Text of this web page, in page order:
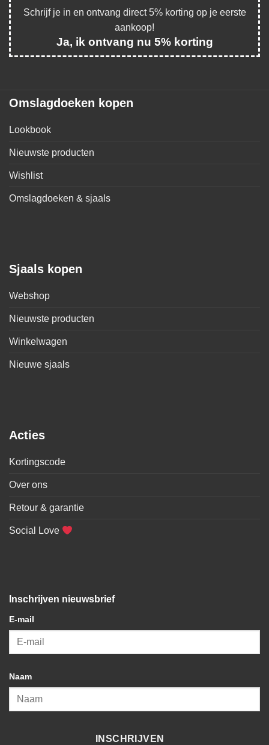
Schrijf je in en ontvang direct 5% korting op je eerste
aankoop!
Ja, ik ontvang nu 5% korting
Omslagdoeken kopen
Lookbook
Nieuwste producten
Wishlist
Omslagdoeken & sjaals
Sjaals kopen
Webshop
Nieuwste producten
Winkelwagen
Nieuwe sjaals
Acties
Kortingscode
Over ons
Retour & garantie
Social Love
Inschrijven nieuwsbrief
E-mail
Naam
INSCHRIJVEN